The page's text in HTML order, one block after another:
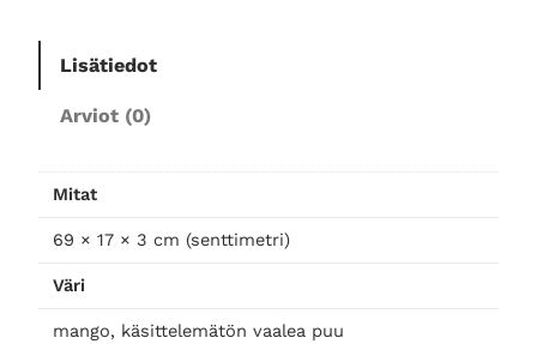
,
t
Lisätiedot
Arviot (0)
Mitat
69 × 17 × 3 cm (senttimetri)
Väri
mango, käsittelemätön vaalea puu